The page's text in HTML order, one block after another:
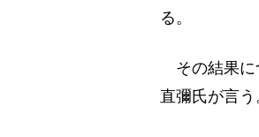
る。
その結果に
直彌氏が言う